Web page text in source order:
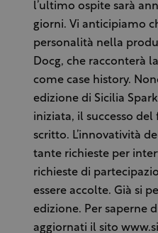
l’ultimo ospite sarà
giorni. Vi anticipiamo
personalità nella
Docg, che racconterà
come case history.
edizione di Sicilia
iniziata, il successo
scritto. L’innovatività
tante richieste per
richieste di
essere accolte. Già si
edizione. Per saperne
aggiornati il sito